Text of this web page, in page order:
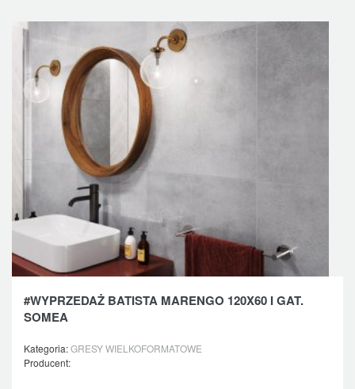
#WYPRZEDAŻ BATISTA MARENGO 120X60 I GAT.
SOMEA
Kategoria:GRESY WIELKOFORMATOWE
Producent: